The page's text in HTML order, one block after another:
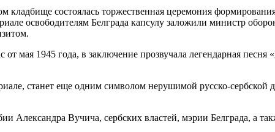
состоялась торжественная церемония
освободителям Белграда капсулу заложили министр
мая 1945 года, в заключение прозвучала легендарная
станет еще одним символом нерушимой русско-сербской
Александра Вучича, сербских властей, мэрии Белграда, а